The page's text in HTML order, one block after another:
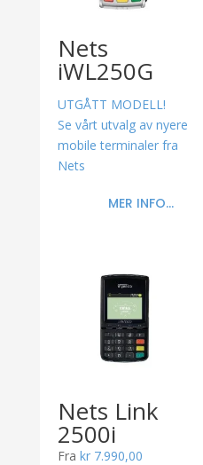
Nets
iWL250G
UTGÅTT MODELL!
Se vårt utvalg av nyere
mobile terminaler fra
Nets
MER INFO...
Nets Link
2500i
Fra kr7.990,00